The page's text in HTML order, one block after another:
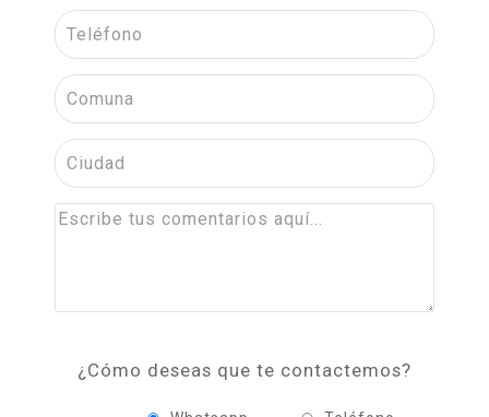
¿Cómo deseas que te contactemos?